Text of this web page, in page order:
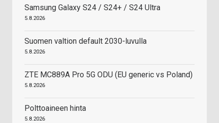
Samsung Galaxy S24 / S24+ / S24 Ultra
5.8.2026
Suomen valtion default 2030-luvulla
5.8.2026
ZTE MC889A Pro 5G ODU (EU generic vs Poland)
5.8.2026
Polttoaineen hinta
5.8.2026